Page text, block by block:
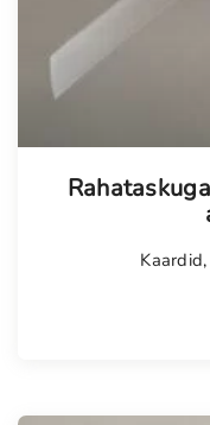
Kaardid,